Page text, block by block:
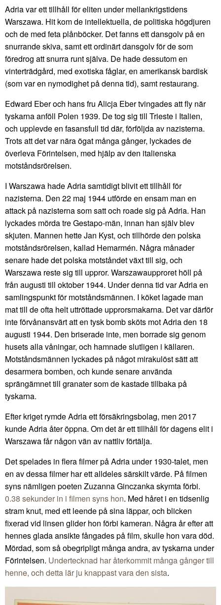
Adria var ett tillhåll för eliten under mellankrigstidens
Warszawa. Hit kom de intellektuella, de politiska högdjuren
och de med feta plånböcker. Det fanns ett dansgolv på en
snurrande skiva, samt ett ordinärt dansgolv för de som
föredrog att snurra runt själva. De hade dessutom en
vinterträdgård, med exotiska fåglar, en amerikansk bardisk
(som var en nymodighet på denna tid), samt restaurang.
Edward Eber och hans fru Alicja Eber tvingades att fly när
tyskarna anföll Polen 1939. De tog sig till Trieste i Italien,
och upplevde en fasansfull tid där, förföljda av nazisterna.
Trots att det var nära ögat många gånger, lyckades de
överleva Förintelsen, med hjälp av den italienska
motståndsrörelsen.
I Warszawa hade Adria samtidigt blivit ett tillhåll för
nazisterna. Den 22 maj 1944 utförde en ensam man en
attack på nazisterna som satt och roade sig på Adria. Han
lyckades mörda tre Gestapo-män, innan han själv blev
skjuten. Mannen hette Jan Kyst, och tillhörde den polska
motståndsrörelsen, kallad Hemarmén. Några månader
senare hade det polska motståndet växt till sig, och
Warszawa reste sig till uppror. Warszawaupproret höll på
från augusti till oktober 1944. Under denna tid var Adria en
samlingspunkt för motståndsmännen. I köket lagade man
mat till de ofta helt uttröttade upprorsmakarna. Det var därför
inte förvånansvärt att en tysk bomb sköts mot Adria den 18
augusti 1944. Den briserade inte, men borrade sig genom
husets alla våningar, och hamnade slutligen i källaren.
Motståndsmännen lyckades på något mirakulöst sätt att
desarmera bomben, och kunde senare använda
sprängämnet till granater som de kastade tillbaka på
tyskarna.
Efter kriget rymde Adria ett försäkringsbolag, men 2017
kunde Adria åter öppna. Om det är ett tillhåll för dagens elit i
Warszawa får någon vän av nattliv förtälja.
Det spelades in flera filmer på Adria under 1930-talet, men
en av dessa filmer har ett alldeles särskilt värde. På filmen
syns nämligen poeten Zuzanna Ginczanka skymta förbi.
0.38 sekunder in i filmen syns hon. Med håret i en tidsenlig
stram knut, med ett leende på sina läppar, och blicken
fixerad vid linsen glider hon förbi kameran. Några år efter att
hennes glada ansikte fångades på film, skulle hon vara död.
Mördad, som så obegripligt många andra, av tyskarna under
Förintelsen. Undertecknad har återkommit många gånger till
henne, och detta lär ju knappast vara den sista.